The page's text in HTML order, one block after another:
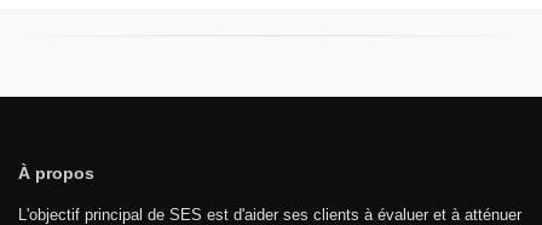
À propos
L'objectif principal de SES est d'aider ses clients à évaluer et à atténuer